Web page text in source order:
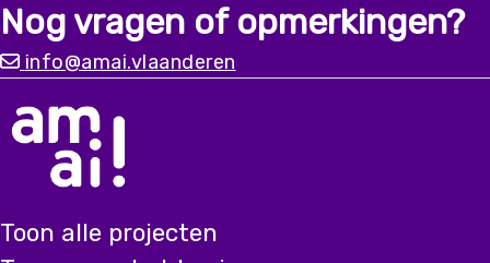
traject te hard rijdt binnen een termijn van 6 maanden,
verhoogd wordt met €100. Na 6 maanden start de
teller op 0. De boete wordt maandelijks rechtstreeks
geïnd via je autoverzekering of bankrekening. Je hebt
hierop geen weerwoord, want bewijzen zijn er. Zeer
streng, maar waarschijnlijk een pak efficiënter dan hoe
het nu gebeurd.
Nog vragen of opmerkingen?
info@amai.vlaanderen
Toon alle projecten